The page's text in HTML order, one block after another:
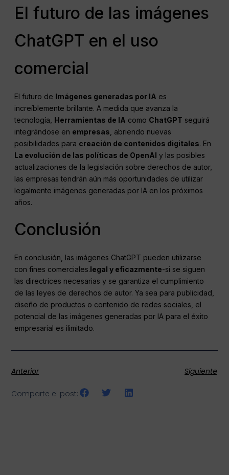
El futuro de las imágenes
ChatGPT en el uso
comercial
El futuro de Imágenes generadas por IA es
increíblemente brillante. A medida que avanza la
tecnología, Herramientas de IA como ChatGPT seguirá
integrándose en empresas , abriendo nuevas
posibilidades para creación de contenidos digitales. En
La evolución de las políticas de OpenAI y las posibles
actualizaciones de la legislación sobre derechos de autor,
las empresas tendrán aún más oportunidades de utilizar
legalmente imágenes generadas por IA en los próximos
años.
Conclusión
En conclusión, las imágenes ChatGPT pueden utilizarse
con fines comerciales.legal y eficazmente-si se siguen
las directrices necesarias y se garantiza el cumplimiento
de las leyes de derechos de autor. Ya sea para publicidad,
diseño de productos o contenido de redes sociales, el
potencial de las imágenes generadas por IA para el éxito
empresarial es ilimitado.
Anterior Siguiente
Comparte el post: